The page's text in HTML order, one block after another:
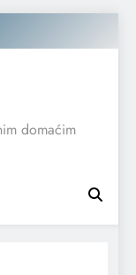
domaćim